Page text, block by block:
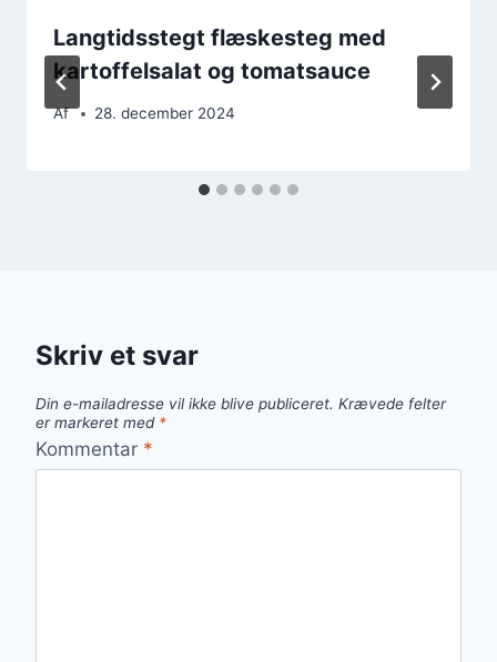
Langtidsstegt flæskesteg med
kartoffelsalat og tomatsauce
Af 28. december 2024
Skriv et svar
Din e-mailadresse vil ikke blive publiceret. Krævede felter
er markeret med *
Kommentar *